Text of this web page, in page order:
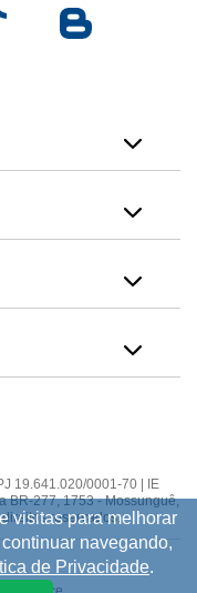
19.641.020/0001-70 | IE
BR-277, 1753 - Mossunguê,
reservados.
visitas para melhorar
navegando,
de Privacidade.